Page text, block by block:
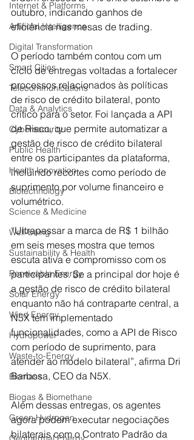
Internet & Platforms
Artificial Intelligence
Digital Transformation
Smart Cities
Telecommunications
Data & Analytics
Cybersecurity
Public Health
Health Innovation
Biotechnology
Science & Medicine
Well-being
Sustainability & Health
Renewable Energy
Solar Energy
Wind Energy
Hydropower
Waste-to-Energy
Biomass
Biogas & Biomethane
Green Hydrogen
outubro, indicando ganhos de
eficiência nas mesas de trading.
O período também contou com um
ciclo de entregas voltadas a fortalecer
processos relacionados às políticas
de risco de crédito bilateral, ponto
crítico para o setor. Foi lançada a API
de Risco, que permite automatizar a
gestão de risco de crédito bilateral
entre os participantes da plataforma,
incluindo recortes como período de
suprimento por volume financeiro e
volumétrico.
“Ultrapassar a marca de R$ 1 bilhão
em seis meses mostra que temos
escuta ativa e compromisso com os
participantes. Se a principal dor hoje é
a gestão de risco de crédito bilateral
enquanto não há contraparte central, a
N5X tem implementado
funcionalidades, como a API de Risco
com período de suprimento, para
atender ao modelo bilateral”, afirma Dri
Barbosa, CEO da N5X.
Além dessas entregas, os agentes
agora podem executar negociações
bilaterais com o Contrato Padrão da